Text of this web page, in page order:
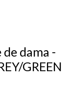
dama -
GREEN